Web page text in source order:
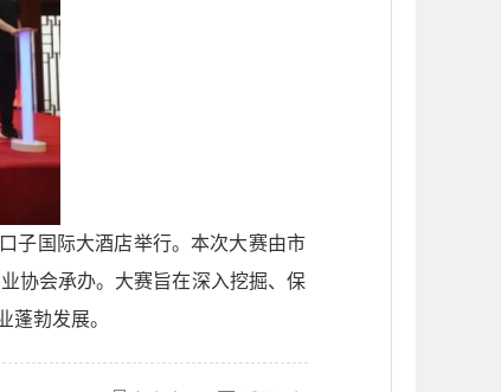
子国际大酒店举行。本次大赛由市
协会承办。大赛旨在深入挖掘、保
勃发展。